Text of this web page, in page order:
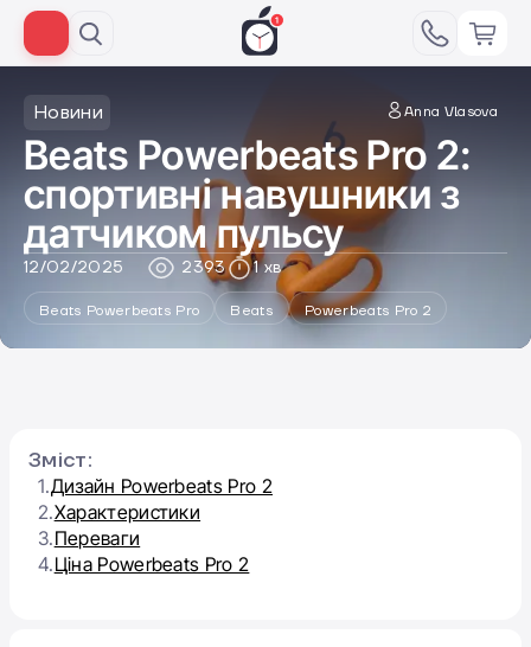
Новини Anna Vlasova
Beats Powerbeats Pro 2:
спортивні навушники з
датчиком пульсу
12/02/2025 2393 1 хв
Beats Powerbeats Pro Beats Powerbeats Pro‌ 2
Зміст:
1.Дизайн Powerbeats Pro 2
2.Характеристики
3.Переваги
4.Ціна Powerbeats Pro 2